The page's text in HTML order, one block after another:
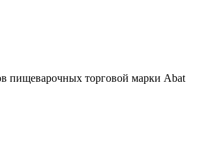
пищеварочных торговой марки Abat